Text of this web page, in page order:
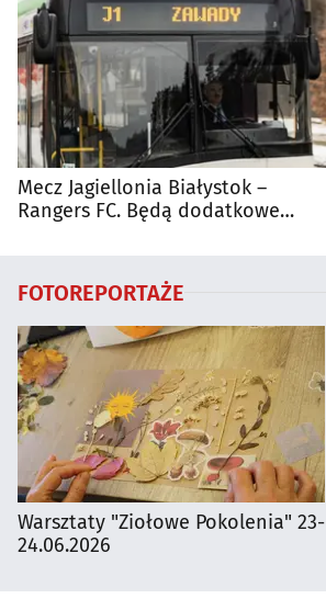
Mecz Jagiellonia Białystok –
Rangers FC. Będą dodatkowe
FOTOREPORTAŻE
Warsztaty "Ziołowe Pokolenia" 23-
24.06.2026